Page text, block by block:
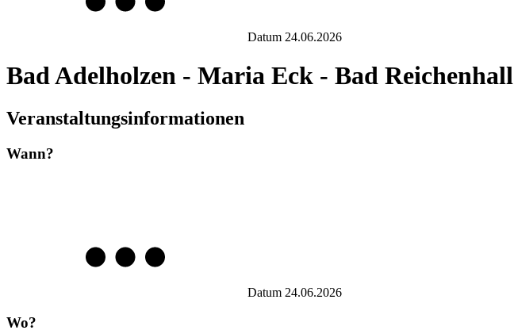
Datum 24.06.2026
Bad Adelholzen - Maria Eck - Bad Reichenhall
Veranstaltungsinformationen
Wann?
Datum 24.06.2026
Wo?